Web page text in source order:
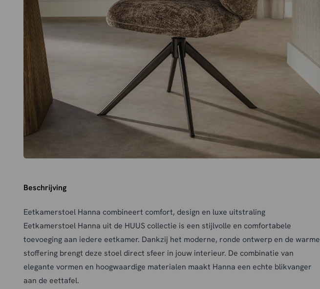
Beschrijving
Eetkamerstoel Hanna combineert comfort, design en luxe uitstraling
Eetkamerstoel Hanna uit de HUUS collectie is een stijlvolle en comfortabele
toevoeging aan iedere eetkamer. Dankzij het moderne, ronde ontwerp en de warme
stoffering brengt deze stoel direct sfeer in jouw interieur. De combinatie van
elegante vormen en hoogwaardige materialen maakt Hanna een echte blikvanger
aan de eettafel.